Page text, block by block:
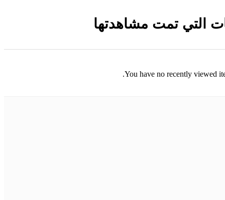
التي تمت مشاهدتها
You have no recently viewed